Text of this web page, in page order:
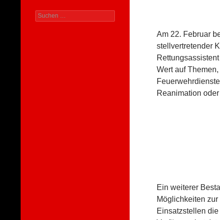
Am 22. Februar
stellvertretender
Wert auf
Reanimation
Ein weiterer
Möglichkeiten
Einsatzstellen
Suchen
nach: